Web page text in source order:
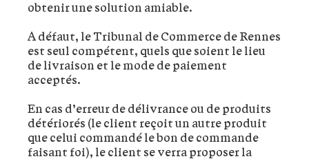
obtenir une solution amiable.
A défaut, le Tribunal de Commerce de Rennes
est seul compétent, quels que soient le lieu
de livraison et le mode de paiement
acceptés.
En cas d’erreur de délivrance ou de produits
détériorés (le client reçoit un autre produit
que celui commandé le bon de commande
faisant foi), le client se verra proposer la